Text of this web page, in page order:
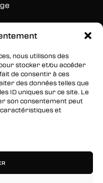
nous utilisons des
stocker et/ou accéder
de consentir à ces
des données telles que
ID uniques sur ce site. Le
son consentement peut
et
exclusif, des
!